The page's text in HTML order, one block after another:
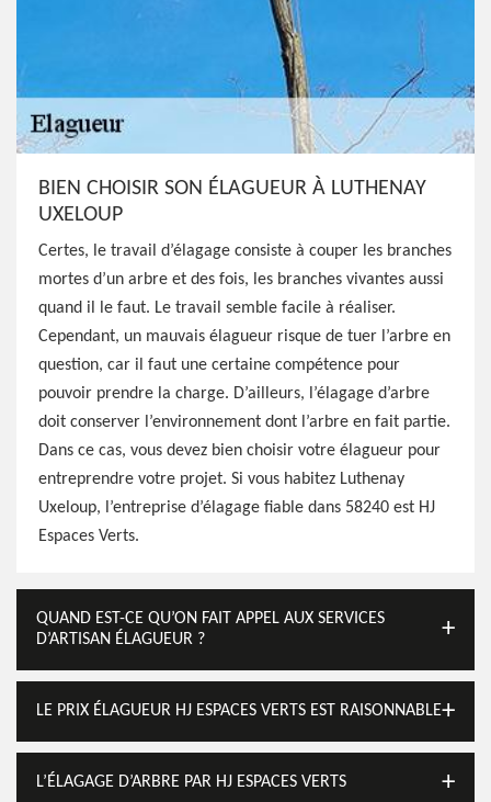
BIEN CHOISIR SON ÉLAGUEUR À LUTHENAY
UXELOUP
Certes, le travail d’élagage consiste à couper les branches
mortes d’un arbre et des fois, les branches vivantes aussi
quand il le faut. Le travail semble facile à réaliser.
Cependant, un mauvais élagueur risque de tuer l’arbre en
question, car il faut une certaine compétence pour
pouvoir prendre la charge. D’ailleurs, l’élagage d’arbre
doit conserver l’environnement dont l’arbre en fait partie.
Dans ce cas, vous devez bien choisir votre élagueur pour
entreprendre votre projet. Si vous habitez Luthenay
Uxeloup, l’entreprise d’élagage fiable dans 58240 est HJ
Espaces Verts.
QUAND EST-CE QU’ON FAIT APPEL AUX SERVICES
D’ARTISAN ÉLAGUEUR ?
LE PRIX ÉLAGUEUR HJ ESPACES VERTS EST RAISONNABLE
L’ÉLAGAGE D’ARBRE PAR HJ ESPACES VERTS